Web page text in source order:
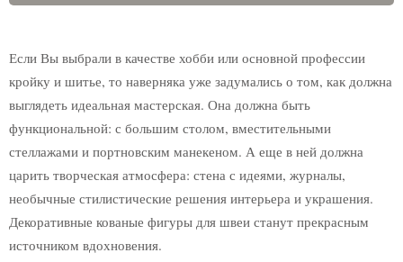
Если Вы выбрали в качестве хобби или основной профессии
кройку и шитье, то наверняка уже задумались о том, как должна
выглядеть идеальная мастерская. Она должна быть
функциональной: с большим столом, вместительными
стеллажами и портновским манекеном. А еще в ней должна
царить творческая атмосфера: стена с идеями, журналы,
необычные стилистические решения интерьера и украшения.
Декоративные кованые фигуры для швеи станут прекрасным
источником вдохновения.
Забор
Ворота
Калитки
Балконы
Решетки
Террасы
Лестницы
Ограждения для лестниц
Перила для лестниц